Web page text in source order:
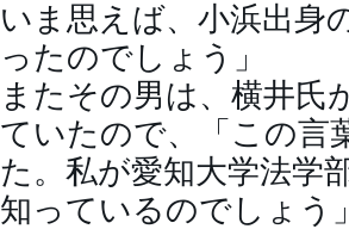
いま思えば、小浜出身
ったのでしょう」
またその男は、横井氏
ていたので、「この言
た。私が愛知大学法学
知っているのでしょう